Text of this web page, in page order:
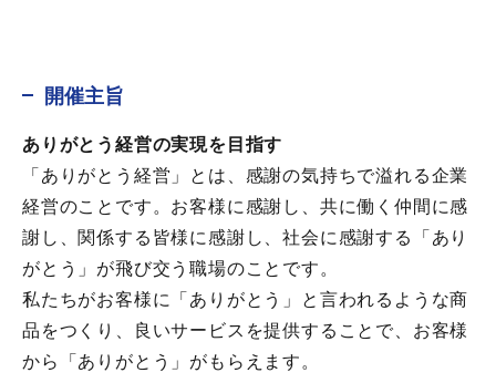
開催主旨
ありがとう経営の実現を目指す
「ありがとう経営」とは、感謝の気持ちで溢れる企業
経営のことです。お客様に感謝し、共に働く仲間に感
謝し、関係する皆様に感謝し、社会に感謝する「あり
がとう」が飛び交う職場のことです。
私たちがお客様に「ありがとう」と言われるような商
品をつくり、良いサービスを提供することで、お客様
から「ありがとう」がもらえます。